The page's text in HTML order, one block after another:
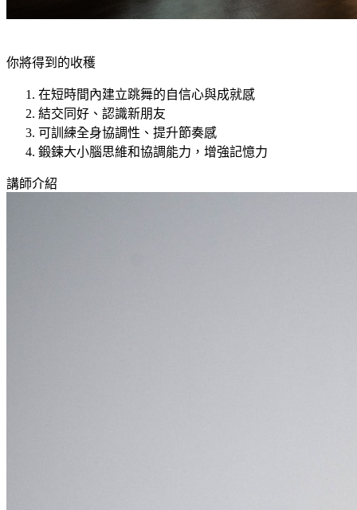
你將得到的收穫
在短時間內建立跳舞的自信心與成就感
結交同好、認識新朋友
可訓練全身協調性、提升節奏感
鍛鍊大小腦思維和協調能力，增強記憶力
講師介紹